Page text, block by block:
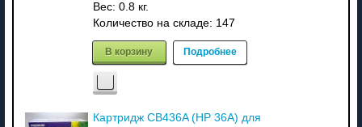
Вес: 0.8 кг.
Количество на складе: 147
В корзину Подробнее
Картридж CB436A (HP 36A) для